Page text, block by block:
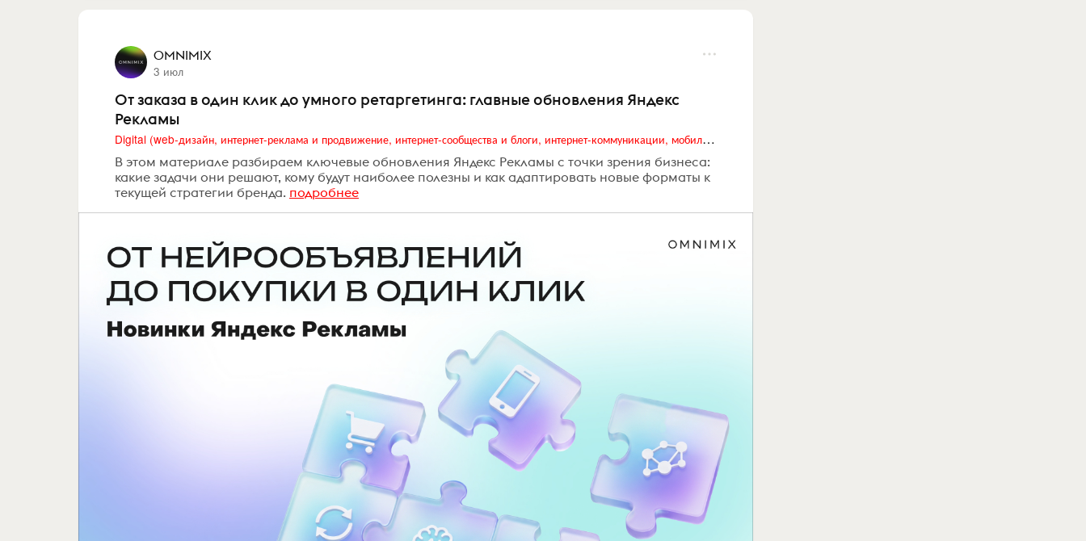
OMNIMIX
3 июл
От заказа в один клик до умного ретаргетинга: главные обновления Яндекс
Рекламы
Digital (web-дизайн, интернет-реклама и продвижение, интернет-сообщества и блоги, интернет-коммуникации, мобильный маркетинг, реклама на цифровых экранах)
В этом материале разбираем ключевые обновления Яндекс Рекламы с точки зрения бизнеса:
какие задачи они решают, кому будут наиболее полезны и как адаптировать новые форматы к
текущей стратегии бренда. подробнее